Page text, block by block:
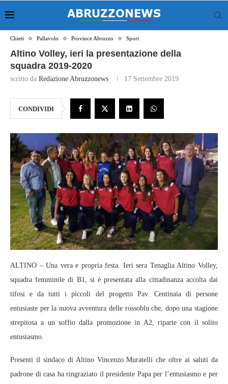
Chieti Pallavolo Province Abruzzo Sport
Altino Volley, ieri la presentazione della
squadra 2019-2020
scritto da Redazione Abruzzonews 17 Settembre 2019
CONDIVIDI
ALTINO – Una vera e propria festa. Ieri sera Tenaglia Altino Volley,
squadra femminile di B1, si è presentata alla cittadinanza accolta dai
tifosi e da tutti i piccoli del progetto Pav. Centinaia di persone
entusiaste per la nuova avventura delle rossoblu che, dopo una stagione
strepitosa a un soffio dalla promozione in A2, riparte con il solito
entusiasmo.
Presenti il sindaco di Altino Vincenzo Muratelli che oltre ai saluti da
padrone di casa ha ringraziato il presidente Papa per l’entusiasmo e per